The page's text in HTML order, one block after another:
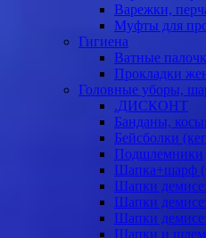
Варежки,
Муфты для
Гигиена
Ватные
Прокладки
Головные уборы,
.ДИСКОНТ
Банданы,
Бейсболки
Подшлемники
Шапка+шарф
Шапки
Шапки
Шапки
Шапки и